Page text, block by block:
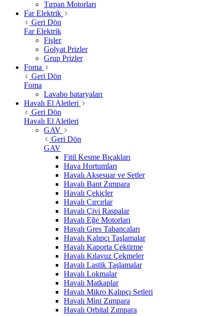
Tırpan Motorları
Far Elektrik
Geri Dön
Far Elektrik
Fişler
Golyat Prizler
Grup Prizler
Foma
Geri Dön
Foma
Lavabo bataryaları
Havalı El Aletleri
Geri Dön
Havalı El Aletleri
GAV
Geri Dön
GAV
Fitil Kesme Bıçakları
Hava Hortumları
Havalı Aksesuar ve Setler
Havalı Bant Zımpara
Havalı Çekiçler
Havalı Cırcırlar
Havalı Çivi Raspalar
Havalı Eğe Motorları
Havalı Gres Tabancaları
Havalı Kalıpçı Taşlamalar
Havalı Kaporta Çektirme
Havalı Kılavuz Çekmeler
Havalı Lastik Taşlamalar
Havalı Lokmalar
Havalı Matkaplar
Havalı Mikro Kalıpçı Setleri
Havalı Mini Zımpara
Havalı Orbital Zımpara